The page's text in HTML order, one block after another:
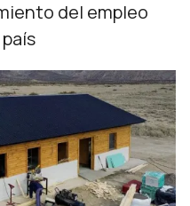
del empleo